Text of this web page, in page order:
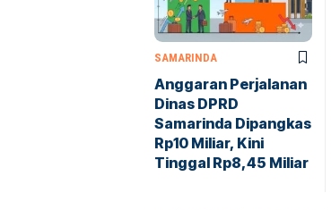
SAMARINDA
Anggaran Perjalanan
Dinas DPRD
Samarinda Dipangkas
Rp10 Miliar, Kini
Tinggal Rp8,45 Miliar